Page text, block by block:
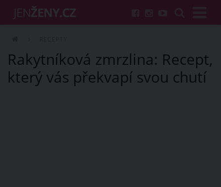
Rakytníková zmrzlina: Recept,
který vás překvapí svou chutí